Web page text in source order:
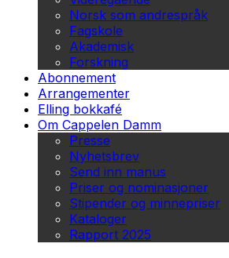
Norsk som andrespråk
Fagskole
Akademisk
Forskning
Abonnement
Arrangementer
Elling bokkafé
Om Cappelen Damm
Presse
Nyhetsbrev
Send inn manus
Priser og nominasjoner
Stipender og minnepriser
Kataloger
Rapport 2025